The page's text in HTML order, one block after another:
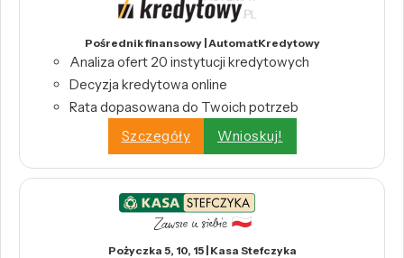
Pośrednik finansowy | AutomatKredytowy
Analiza ofert 20 instytucji kredytowych
Decyzja kredytowa online
Rata dopasowana do Twoich potrzeb
Szczegóły
Wnioskuj!
Pożyczka 5, 10, 15 | Kasa Stefczyka